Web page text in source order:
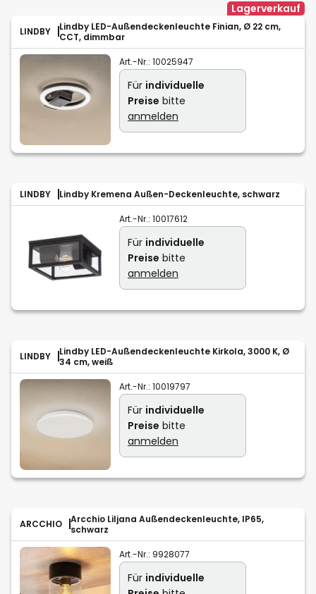
LINDBY
Lindby LED-Außendeckenleuchte Finian, Ø 22 cm,
CCT, dimmbar
Lagerverkauf
Art.-Nr.: 10025947
Für individuelle
Preise bitte
anmelden
LINDBY Lindby Kremena Außen-Deckenleuchte, schwarz
Art.-Nr.: 10017612
Für individuelle
Preise bitte
anmelden
LINDBY
Lindby LED-Außendeckenleuchte Kirkola, 3000 K, Ø
34 cm, weiß
Art.-Nr.: 10019797
Für individuelle
Preise bitte
anmelden
ARCCHIO
Arcchio Liljana Außendeckenleuchte, IP65,
schwarz
Art.-Nr.: 9928077
Für individuelle